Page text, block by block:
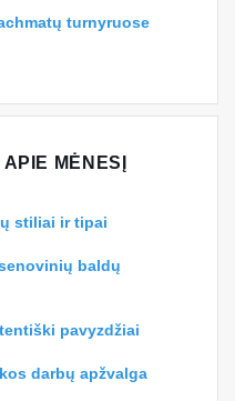
turnyruose
MĖNESĮ
stiliai ir tipai
baldų
pavyzdžiai
darbų apžvalga